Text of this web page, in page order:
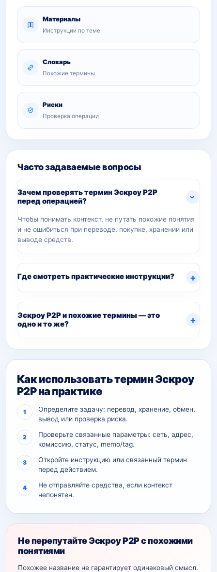
Материалы
Инструкции по теме
Словарь
Похожие термины
Риски
Проверка операции
Часто задаваемые вопросы
Зачем проверять термин Эскроу P2P
перед операцией?
Чтобы понимать контекст, не путать похожие понятия
и не ошибиться при переводе, покупке, хранении или
выводе средств.
Где смотреть практические инструкции?
Эскроу P2P и похожие термины — это
одно и то же?
Как использовать термин Эскроу
P2P на практике
Определите задачу: перевод, хранение, обмен,
вывод или проверка риска.
Проверьте связанные параметры: сеть, адрес,
комиссию, статус, memo/tag.
Откройте инструкцию или связанный термин
перед действием.
Не отправляйте средства, если контекст
непонятен.
Не перепутайте Эскроу P2P с похожими
понятиями
Похожее название не гарантирует одинаковый смысл.